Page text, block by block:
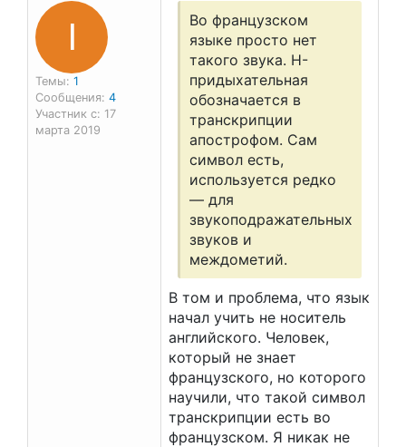
I
Темы: 1
Сообщения: 4
Участник с: 17
марта 2019
Во французском
языке просто нет
такого звука. H-
придыхательная
обозначается в
транскрипции
апострофом. Сам
символ есть,
используется редко
— для
звукоподражательных
звуков и
междометий.
В том и проблема, что язык
начал учить не носитель
английского. Человек,
который не знает
французского, но которого
научили, что такой символ
транскрипции есть во
французском. Я никак не